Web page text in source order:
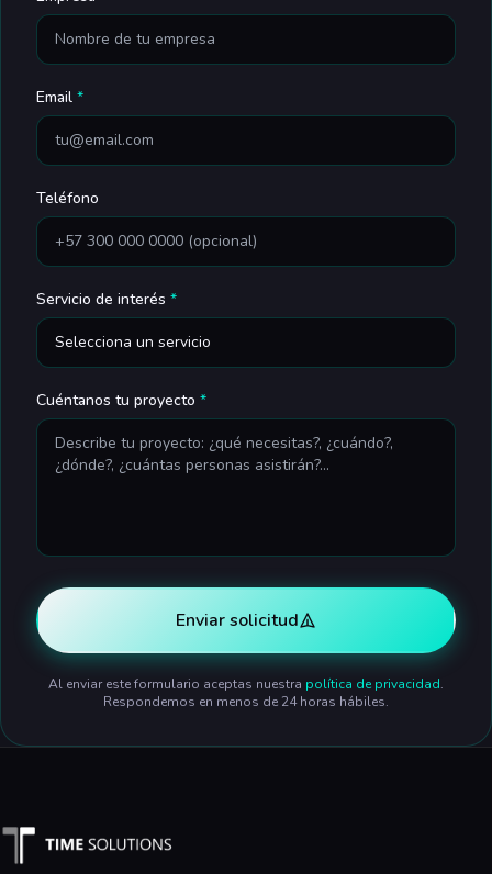
Email *
Teléfono
Servicio de interés *
Cuéntanos tu proyecto *
Enviar solicitud
Al enviar este formulario aceptas nuestra política de privacidad.
Respondemos en menos de 24 horas hábiles.